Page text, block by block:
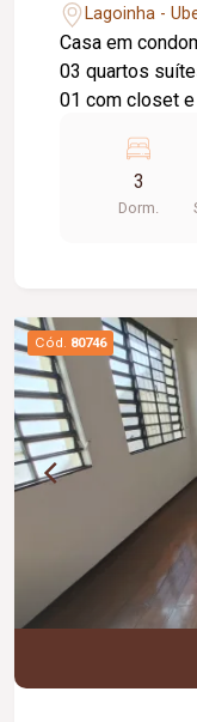
Lagoinha -
Casa em
03 quartos
01 com closet
cooktop/ coifa
varanda
aquecida,
3
Dorm.
Cód. 80746